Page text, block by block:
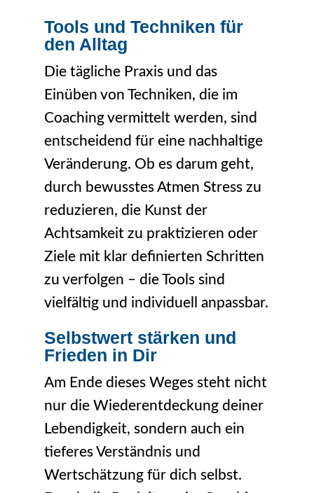
Tools und Techniken für
den Alltag
Die tägliche Praxis und das
Einüben von Techniken, die im
Coaching vermittelt werden, sind
entscheidend für eine nachhaltige
Veränderung. Ob es darum geht,
durch bewusstes Atmen Stress zu
reduzieren, die Kunst der
Achtsamkeit zu praktizieren oder
Ziele mit klar definierten Schritten
zu verfolgen – die Tools sind
vielfältig und individuell anpassbar.
Selbstwert stärken und
Frieden in Dir
Am Ende dieses Weges steht nicht
nur die Wiederentdeckung deiner
Lebendigkeit, sondern auch ein
tieferes Verständnis und
Wertschätzung für dich selbst.